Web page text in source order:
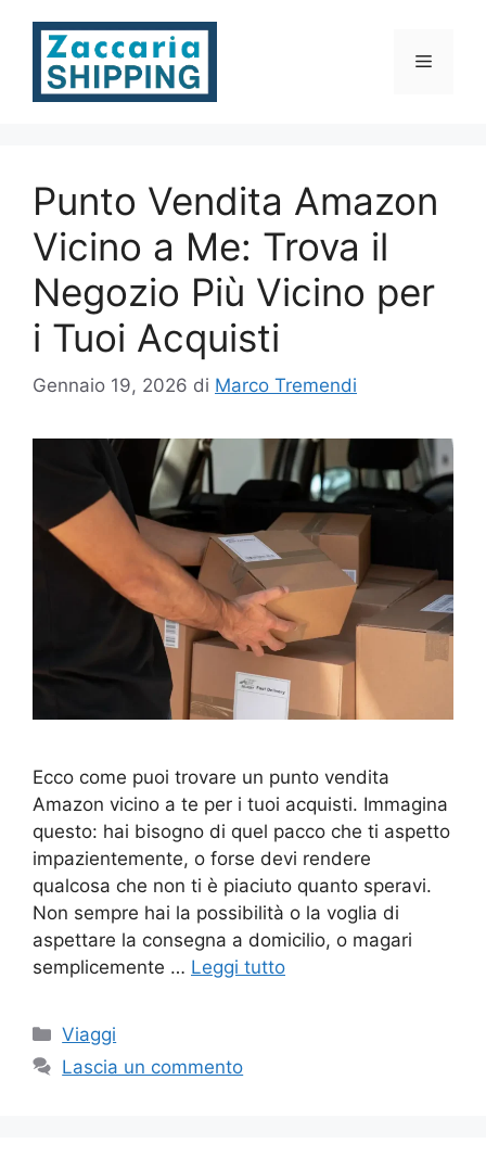
contenuto
Menu
Punto Vendita Amazon
Vicino a Me: Trova il
Negozio Più Vicino per
i Tuoi Acquisti
Gennaio 19, 2026 di Marco Tremendi
Ecco come puoi trovare un punto vendita
Amazon vicino a te per i tuoi acquisti. Immagina
questo: hai bisogno di quel pacco che ti aspetto
impazientemente, o forse devi rendere
qualcosa che non ti è piaciuto quanto speravi.
Non sempre hai la possibilità o la voglia di
aspettare la consegna a domicilio, o magari
semplicemente … Leggi tutto
Categorie
Viaggi
Lascia un commento